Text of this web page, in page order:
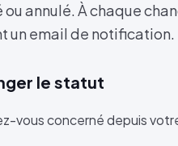
annulé. À chaque
un email de notification.
le statut
vous concerné depuis